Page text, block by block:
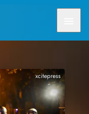
xcitepress